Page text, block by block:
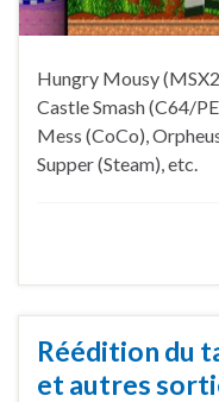
Hungry Mousy
Castle Smash (C64/
Mess (CoCo),
Supper (Steam), etc.
Réédition du
et autres